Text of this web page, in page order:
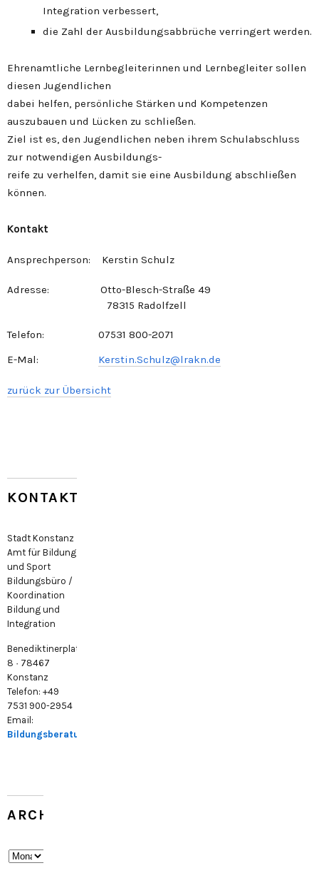
Integration verbessert,
die Zahl der Ausbildungsabbrüche verringert werden.
Ehrenamtliche Lernbegleiterinnen und Lernbegleiter sollen
diesen Jugendlichen
dabei helfen, persönliche Stärken und Kompetenzen
auszubauen und Lücken zu schließen.
Ziel ist es, den Jugendlichen neben ihrem Schulabschluss
zur notwendigen Ausbildungs-
reife zu verhelfen, damit sie eine Ausbildung abschließen
können.
Kontakt
Ansprechperson: Kerstin Schulz
Adresse: Otto-Blesch-Straße 49
78315 Radolfzell
Telefon: 07531 800-2071
E-Mal: Kerstin.Schulz@lrakn.de
zurück zur Übersicht
KONTAKT
Stadt Konstanz
Amt für Bildung
und Sport
Bildungsbüro /
Koordination
Bildung und
Integration
Benediktinerplatz
8 · 78467
Konstanz
Telefon: +49
7531 900-2954
Email:
Bildungsberatung@konstanz.de
ARCHIV
Archiv